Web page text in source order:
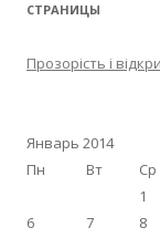
СТРАНИЦЫ
Прозорість і
Январь 2014
Пн
Вт Ср
1
6
7 8